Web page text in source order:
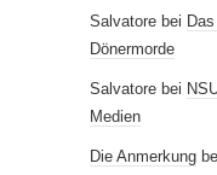
Salvatore bei
Dönermorde
Salvatore bei
Medien
Die Anmerkung